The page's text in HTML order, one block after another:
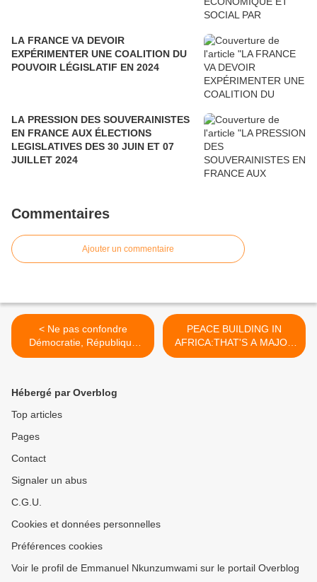
LA FRANCE VA DEVOIR
EXPÉRIMENTER UNE COALITION DU
POUVOIR LÉGISLATIF EN 2024
LA PRESSION DES SOUVERAINISTES
EN FRANCE AUX ÉLECTIONS
LEGISLATIVES DES 30 JUIN ET 07
JUILLET 2024
Commentaires
Ajouter un commentaire
< Ne pas confondre
Démocratie, République
et...
PEACE BUILDING IN
AFRICA:THAT'S A MAJOR
CHALLENGE... >
Hébergé par Overblog
Top articles
Pages
Contact
Signaler un abus
C.G.U.
Cookies et données personnelles
Préférences cookies
Voir le profil de Emmanuel Nkunzumwami sur le portail Overblog